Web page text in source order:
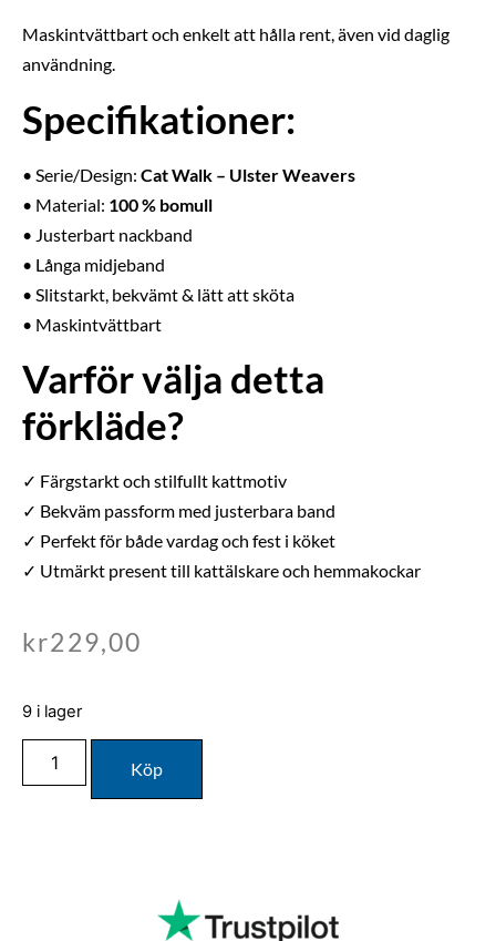
Maskintvättbart och enkelt att hålla rent, även vid daglig
användning.
Specifikationer:
• Serie/Design: Cat Walk – Ulster Weavers
• Material: 100 % bomull
• Justerbart nackband
• Långa midjeband
• Slitstarkt, bekvämt & lätt att sköta
• Maskintvättbart
Varför välja detta
förkläde?
✓ Färgstarkt och stilfullt kattmotiv
✓ Bekväm passform med justerbara band
✓ Perfekt för både vardag och fest i köket
✓ Utmärkt present till kattälskare och hemmakockar
kr229,00
9 i lager
Köp